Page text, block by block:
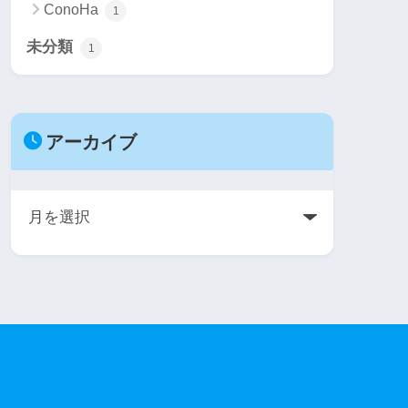
ConoHa 1
未分類 1
アーカイブ
ア